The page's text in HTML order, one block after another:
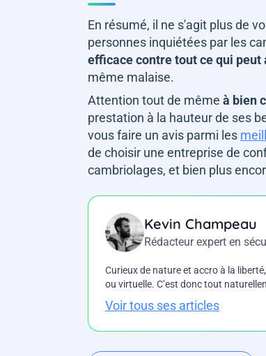
En résumé, il ne s'agit plus de
personnes inquiétées par les
efficace contre tout ce qui
même malaise.
Attention tout de même à bien
prestation à la hauteur de ses
vous faire un avis parmi les
de choisir une entreprise de
cambriolages, et bien plus
Kevin Champeau
Rédacteur expert en
Curieux de nature et accro à la
ou virtuelle. C’est donc tout
Voir tous ses articles